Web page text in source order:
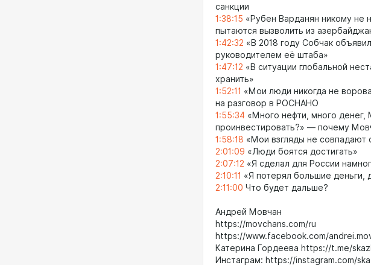
санкции
1:38:15 «Рубен Варданян никому не
пытаются вызволить из
1:42:32 «В 2018 году Собчак
руководителем её штаба»
1:47:12 «В ситуации глобальной
хранить»
1:52:11 «Мои люди никогда не
на разговор в РОСНАНО
1:55:34 «Много нефти, много
проинвестировать?» — почему
1:58:18 «Мои взгляды не совпадают
2:01:09 «Люди боятся достигать»
2:07:12 «Я сделал для России
2:10:11 «Я потерял большие деньги,
2:11:00 Что будет дальше?
Андрей Мовчан
https://movchans.com/ru
https://www.facebook.com/
Катерина Гордеева https://t.me/
Инстаграм: https://instagram.com/